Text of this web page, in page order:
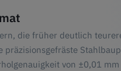
die früher deutlich
von ±0,01